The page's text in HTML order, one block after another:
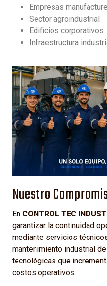
Empresas
Sector agroindustrial
Edificios corporativos
Infraestructura
Nuestro
En CONTROL TEC
garantizar la continuidad
mediante servicios
mantenimiento industrial
tecnológicas que
costos operativos.